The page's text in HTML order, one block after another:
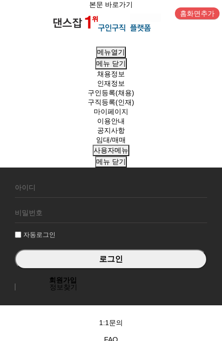
본문 바로가기
홈화면추가
메뉴열기
메뉴 닫기
채용정보
인재정보
구인등록(채용)
구직등록(인재)
마이페이지
이용안내
공지사항
임대/매매
사용자메뉴
메뉴 닫기
원
그
자동로그인
회원가입
정보찾기
1:1문의